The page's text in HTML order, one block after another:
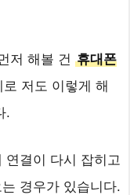
저 해볼 건 휴대폰
저도 이렇게 해
.
연결이 다시 잡히고
경우가 있습니다.